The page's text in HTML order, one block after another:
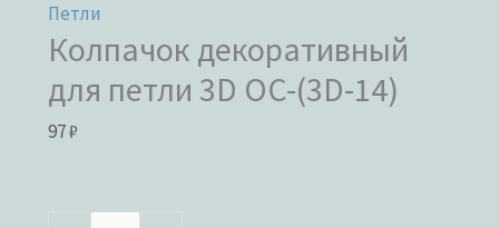
Петли
Колпачок декоративный
для петли 3D OC-(3D-14)
97₽